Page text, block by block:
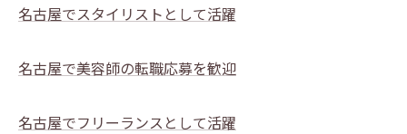
名古屋でスタイリストとして活躍
名古屋で美容師の転職応募を歓迎
名古屋でフリーランスとして活躍